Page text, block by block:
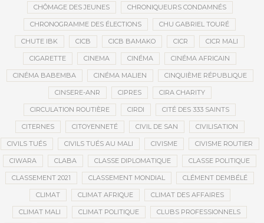
CHÔMAGE DES JEUNES CHRONIQUEURS CONDAMNÉS
CHRONOGRAMME DES ÉLECTIONS CHU GABRIEL TOURÉ
CHUTE IBK CICB CICB BAMAKO CICR CICR MALI
CIGARETTE CINEMA CINÉMA CINÉMA AFRICAIN
CINÉMA BABEMBA CINÉMA MALIEN CINQUIÈME RÉPUBLIQUE
CINSERE-ANR CIPRES CIRA CHARITY
CIRCULATION ROUTIÈRE CIRDI CITÉ DES 333 SAINTS
CITERNES CITOYENNETÉ CIVIL DE SAN CIVILISATION
CIVILS TUÉS CIVILS TUÉS AU MALI CIVISME CIVISME ROUTIER
CIWARA CLABA CLASSE DIPLOMATIQUE CLASSE POLITIQUE
CLASSEMENT 2021 CLASSEMENT MONDIAL CLÉMENT DEMBÉLÉ
CLIMAT CLIMAT AFRIQUE CLIMAT DES AFFAIRES
CLIMAT MALI CLIMAT POLITIQUE CLUBS PROFESSIONNELS